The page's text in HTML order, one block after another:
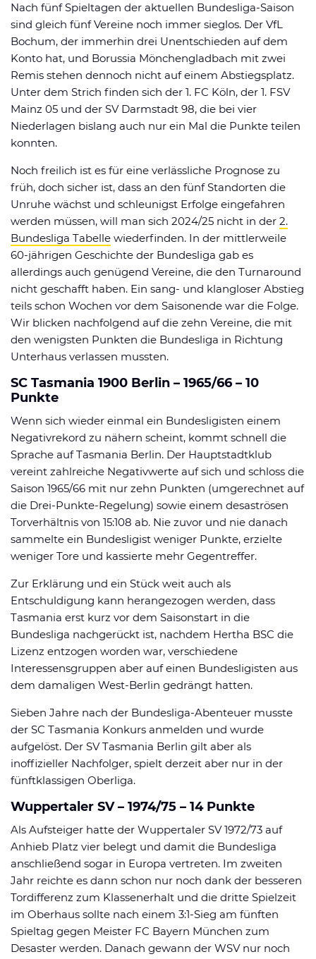
Nach fünf Spieltagen der aktuellen Bundesliga-Saison
sind gleich fünf Vereine noch immer sieglos. Der VfL
Bochum, der immerhin drei Unentschieden auf dem
Konto hat, und Borussia Mönchengladbach mit zwei
Remis stehen dennoch nicht auf einem Abstiegsplatz.
Unter dem Strich finden sich der 1. FC Köln, der 1. FSV
Mainz 05 und der SV Darmstadt 98, die bei vier
Niederlagen bislang auch nur ein Mal die Punkte teilen
konnten.
Noch freilich ist es für eine verlässliche Prognose zu
früh, doch sicher ist, dass an den fünf Standorten die
Unruhe wächst und schleunigst Erfolge eingefahren
werden müssen, will man sich 2024/25 nicht in der 2.
Bundesliga Tabelle wiederfinden. In der mittlerweile
60-jährigen Geschichte der Bundesliga gab es
allerdings auch genügend Vereine, die den Turnaround
nicht geschafft haben. Ein sang- und klangloser Abstieg
teils schon Wochen vor dem Saisonende war die Folge.
Wir blicken nachfolgend auf die zehn Vereine, die mit
den wenigsten Punkten die Bundesliga in Richtung
Unterhaus verlassen mussten.
SC Tasmania 1900 Berlin – 1965/66 – 10
Punkte
Wenn sich wieder einmal ein Bundesligisten einem
Negativrekord zu nähern scheint, kommt schnell die
Sprache auf Tasmania Berlin. Der Hauptstadtklub
vereint zahlreiche Negativwerte auf sich und schloss die
Saison 1965/66 mit nur zehn Punkten (umgerechnet auf
die Drei-Punkte-Regelung) sowie einem desaströsen
Torverhältnis von 15:108 ab. Nie zuvor und nie danach
sammelte ein Bundesligist weniger Punkte, erzielte
weniger Tore und kassierte mehr Gegentreffer.
Zur Erklärung und ein Stück weit auch als
Entschuldigung kann herangezogen werden, dass
Tasmania erst kurz vor dem Saisonstart in die
Bundesliga nachgerückt ist, nachdem Hertha BSC die
Lizenz entzogen worden war, verschiedene
Interessensgruppen aber auf einen Bundesligisten aus
dem damaligen West-Berlin gedrängt hatten.
Sieben Jahre nach der Bundesliga-Abenteuer musste
der SC Tasmania Konkurs anmelden und wurde
aufgelöst. Der SV Tasmania Berlin gilt aber als
inoffizieller Nachfolger, spielt derzeit aber nur in der
fünftklassigen Oberliga.
Wuppertaler SV – 1974/75 – 14 Punkte
Als Aufsteiger hatte der Wuppertaler SV 1972/73 auf
Anhieb Platz vier belegt und damit die Bundesliga
anschließend sogar in Europa vertreten. Im zweiten
Jahr reichte es dann schon nur noch dank der besseren
Tordifferenz zum Klassenerhalt und die dritte Spielzeit
im Oberhaus sollte nach einem 3:1-Sieg am fünften
Spieltag gegen Meister FC Bayern München zum
Desaster werden. Danach gewann der WSV nur noch